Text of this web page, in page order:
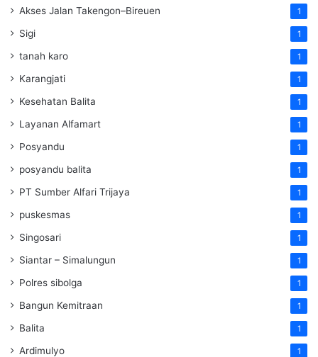
Akses Jalan Takengon–Bireuen 1
Sigi 1
tanah karo 1
Karangjati 1
Kesehatan Balita 1
Layanan Alfamart 1
Posyandu 1
posyandu balita 1
PT Sumber Alfari Trijaya 1
puskesmas 1
Singosari 1
Siantar – Simalungun 1
Polres sibolga 1
Bangun Kemitraan 1
Balita 1
Ardimulyo 1